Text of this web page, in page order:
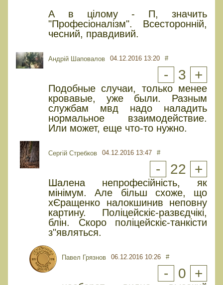
А в цілому - П, значить
"Професіоналізм". Всесторонній,
чесний, правдивий.
Андрій Шаповалов 04.12.2016 13:20 #
- 3 +
Подобные случаи, только менее
кровавые, уже были. Разным
службам мвд надо наладить
нормальное взаимодействие.
Или может, еще что-то нужно.
Сергій Стребков 04.12.2016 13:47 #
- 22 +
Шалена непрофесійність, як
мінімум. Але більш схоже, що
хЄращенко налокшинив неповну
картину. Поліцейскіє-развєдчікі,
блін. Скоро поліцейскіє-танкісти
з"являться.
Павел Грязнов 06.12.2016 10:26 #
- 0 +